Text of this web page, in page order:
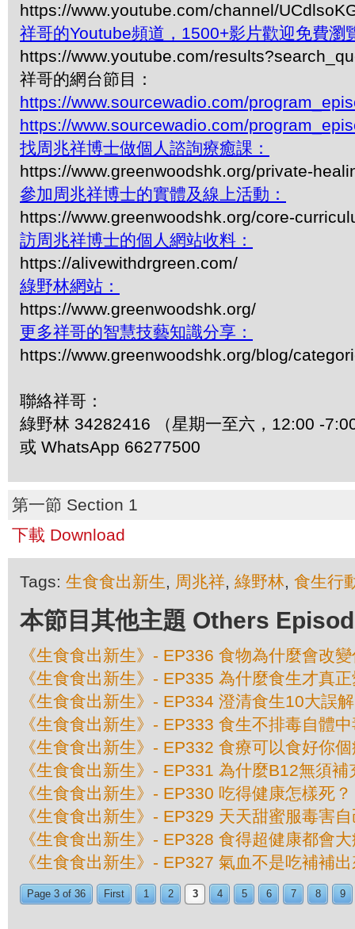
https://www.youtube.com/channel/
祥哥的Youtube頻道，1500+影片歡迎免費瀏
https://www.youtube.com/
祥哥的網台節目：
https://www.sourcewadio.com/
https://www.sourcewadio.com/
找周兆祥博士做個人諮詢療癒課：
https://www.greenwoodshk.org/private-
參加周兆祥博士的實體及線上活動：
https://www.greenwoodshk.org/core-
訪周兆祥博士的個人網站收料：
https://alivewithdrgreen.com/
綠野林網站：
https://www.greenwoodshk.org/
更多祥哥的智慧技藝知識分享：
https://www.greenwoodshk.org/blog/
聯絡祥哥：
綠野林 34282416 （星期一至六，12:00 -
或 WhatsApp 66277500
第一節 Section 1
下載 Download
Tags: 生食食出新生, 周兆祥, 綠野林, 食生行
本節目其他主題 Others
《生食食出新生》- EP336 食物為什麼會改
《生食食出新生》- EP335 為什麼食生才真
《生食食出新生》- EP334 澄清食生10大誤解
《生食食出新生》- EP333 食生不排毒自體
《生食食出新生》- EP332 食療可以食好你
《生食食出新生》- EP331 為什麼B12無須補
《生食食出新生》- EP330 吃得健康怎樣死？
《生食食出新生》- EP329 天天甜蜜服毒害
《生食食出新生》- EP328 食得超健康都會
《生食食出新生》- EP327 氣血不是吃補補
Page 3 of 36 First 1 2 3 4 5 6 7 8 9